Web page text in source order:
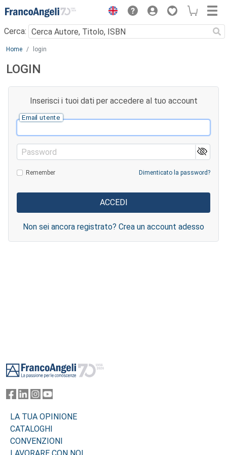
Menu
Cerca:
Main content
Home login
LOGIN
Inserisci i tuoi dati per accedere al tuo account
Email utente
Password
Remember Dimenticato la password?
Non sei ancora registrato? Crea un account adesso
LA TUA OPINIONE
CATALOGHI
CONVENZIONI